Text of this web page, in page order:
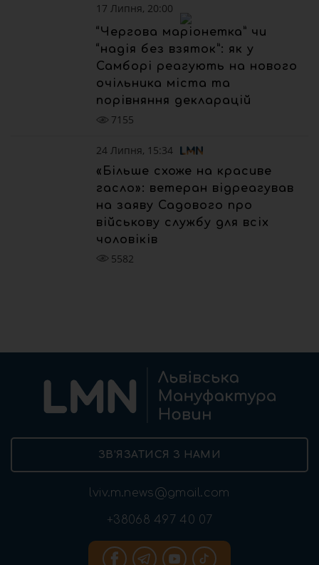
17 Липня, 20:00
“Чергова маріонетка” чи
“надія без взяток”: як у
Самборі реагують на нового
очільника міста та
порівняння декларацій
7155
24 Липня, 15:34
«Більше схоже на красиве
гасло»: ветеран відреагував
на заяву Садового про
військову службу для всіх
чоловіків
5582
ЗВ’ЯЗАТИСЯ З НАМИ
lviv.m.news@gmail.com
+38068 497 40 07